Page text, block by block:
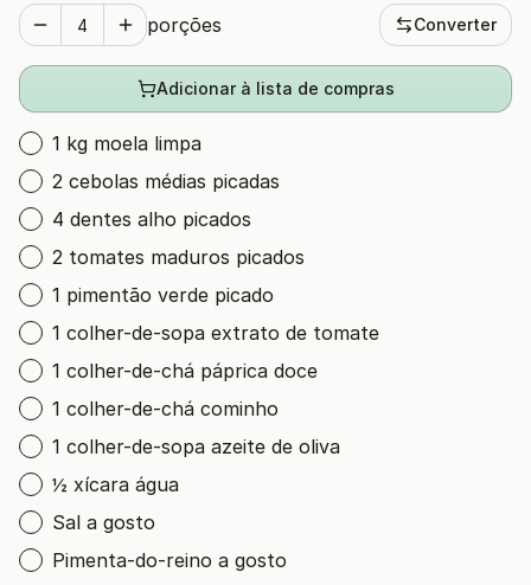
porções Converter
Adicionar à lista de compras
1 kg moela limpa
2 cebolas médias picadas
4 dentes alho picados
2 tomates maduros picados
1 pimentão verde picado
1 colher-de-sopa extrato de tomate
1 colher-de-chá páprica doce
1 colher-de-chá cominho
1 colher-de-sopa azeite de oliva
½ xícara água
Sal a gosto
Pimenta-do-reino a gosto